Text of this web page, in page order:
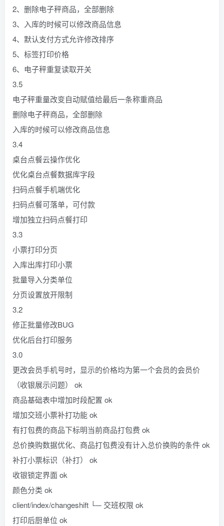
2、删除电子秤商品，全部删除
3、入库的时候可以修改商品信息
4、默认支付方式允许修改排序
5、标签打印价格
6、电子秤重复读取开关
3.5
电子秤重量改变自动赋值给最后一条称重商品
删除电子秤商品，全部删除
入库的时候可以修改商品信息
3.4
桌台点餐云操作优化
优化桌台点餐数据库字段
扫码点餐手机端优化
扫码点餐可落单，可付款
增加独立扫码点餐打印
3.3
小票打印分页
入库出库打印小票
批量导入分类单位
分页设置放开限制
3.2
修正批量修改BUG
优化后台打印服务
3.0
更改会员手机号时，显示的价格均为第一个会员的会员价
（收银展示问题） ok
商品基础表中增加时段配置 ok
增加交班小票补打功能 ok
有打包费的商品下标明当前商品打包费 ok
总价换购数据优化、商品打包费没有计入总价换购的条件 ok
补打小票标识（补打） ok
收银锁定界面 ok
颜色分类 ok
client/index/changeshift └─ 交班权限 ok
打印后厨单位 ok